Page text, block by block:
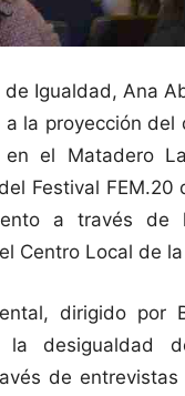
de Igualdad, Ana
la proyección del
en el Matadero
Festival FEM.20
a través de
Centro Local de
dirigido por
la desigualdad
de